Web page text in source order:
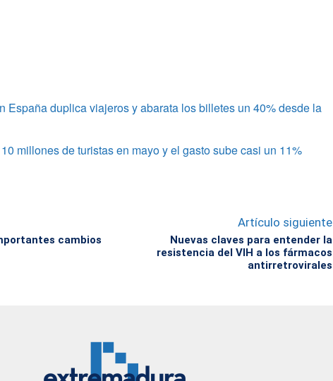
España duplica viajeros y abarata los billetes un 40% desde la
millones de turistas en mayo y el gasto sube casi un 11%
cambios
Artículo siguiente
Nuevas claves para entender la
resistencia del VIH a los fármacos
antirretrovirales